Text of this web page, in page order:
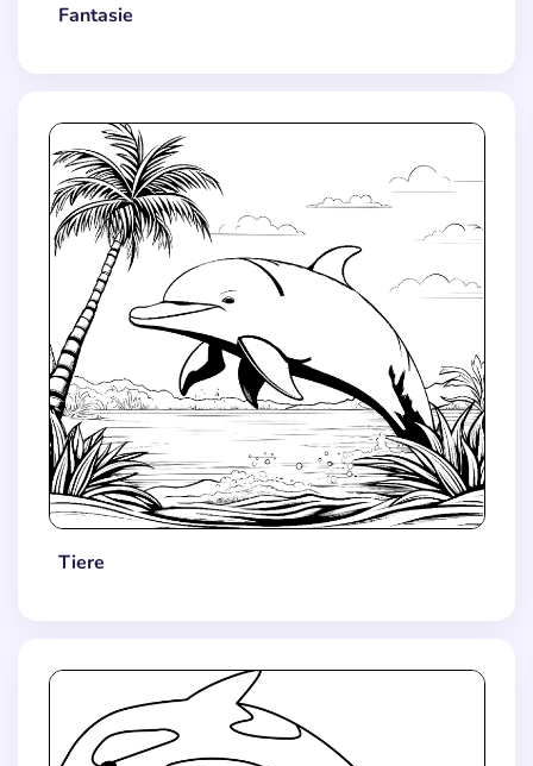
Fantasie
Tiere